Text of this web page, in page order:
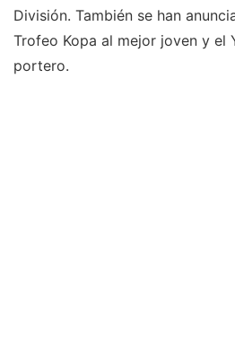
División. También se han
Trofeo Kopa al mejor joven y el
portero.